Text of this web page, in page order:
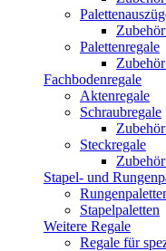
Palettenregale
Fachbodenregale
Aktenregale
Schraubregale
Steckregale
Stapel- und
Stapelpaletten
Weitere Regale
Regale für